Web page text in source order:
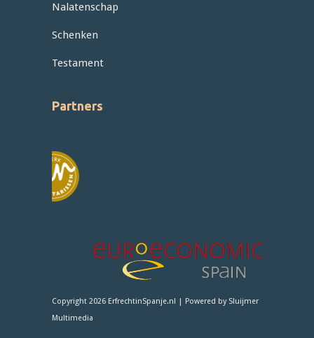
Nalatenschap
Schenken
Testament
Partners
Copyright 2026 ErfrechtinSpanje.nl | Powered by Sluijmer
Multimedia